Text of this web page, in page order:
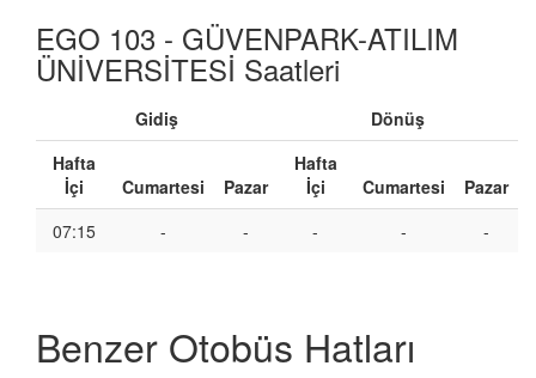
EGO 103 - GÜVENPARK-ATILIM
ÜNİVERSİTESİ Saatleri
Gidiş
Dönüş
Hafta
İçi
Cumartesi Pazar
Hafta
İçi
Cumartesi
Pazar
07:15
- - - - -
Benzer Otobüs Hatları